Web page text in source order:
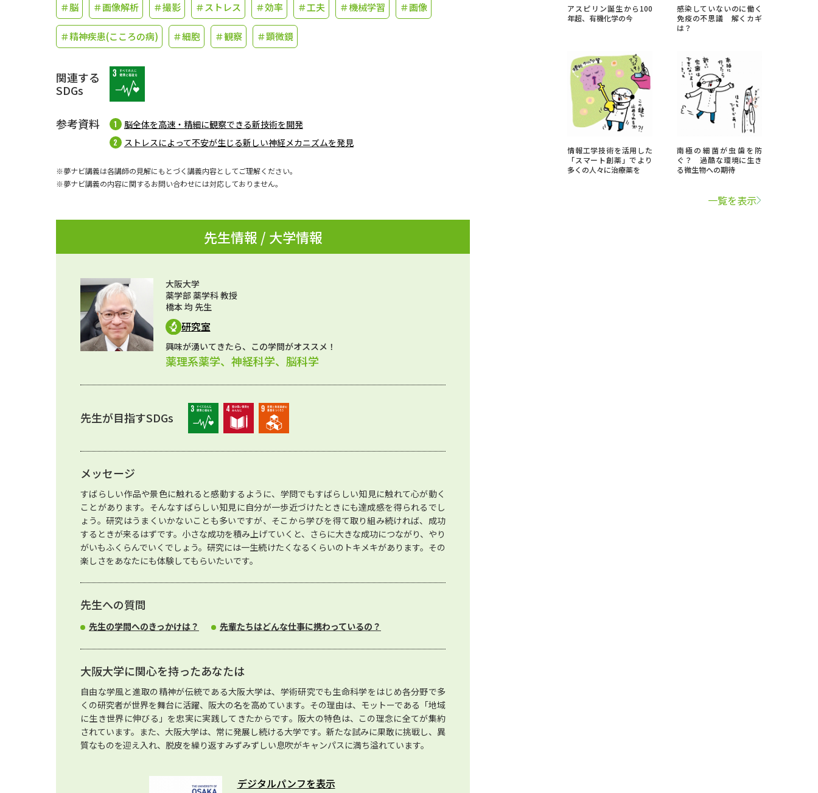
資料の料金の お支払いについて 受付内容・発送状況の確認 テレメール
お支払いサイト
テレメール進学カタログ訂正のご案内
＃脳 ＃画像解析 ＃撮影 ＃ストレス ＃効率 ＃工夫 ＃機械学習 ＃画像
＃精神疾患(こころの病) ＃細胞 ＃観察 ＃顕微鏡
関連する
SDGs
参考資料
脳全体を高速・精細に観察できる新技術を開発
ストレスによって不安が生じる新しい神経メカニズムを発見
※夢ナビ講義は各講師の見解にもとづく講義内容としてご理解ください。
※夢ナビ講義の内容に関するお問い合わせには対応しておりません。
先生情報 / 大学情報
大阪大学
薬学部 薬学科 教授
橋本 均 先生
研究室
興味が湧いてきたら、この学問がオススメ！
薬理系薬学、神経科学、脳科学
先生が目指すSDGs
メッセージ
すばらしい作品や景色に触れると感動するように、学問でもすばらしい知見に触れて心が動く
ことがあります。そんなすばらしい知見に自分が一歩近づけたときにも達成感を得られるでし
ょう。研究はうまくいかないことも多いですが、そこから学びを得て取り組み続ければ、成功
するときが来るはずです。小さな成功を積み上げていくと、さらに大きな成功につながり、やり
がいもふくらんでいくでしょう。研究には一生続けたくなるくらいのトキメキがあります。その
楽しさをあなたにも体験してもらいたいです。
先生への質問
先生の学問へのきっかけは？ 先輩たちはどんな仕事に携わっているの？
大阪大学に関心を持ったあなたは
自由な学風と進取の精神が伝統である大阪大学は、学術研究でも生命科学をはじめ各分野で多
くの研究者が世界を舞台に活躍、阪大の名を高めています。その理由は、モットーである「地域
に生き世界に伸びる」を忠実に実践してきたからです。阪大の特色は、この理念に全てが集約
されています。また、大阪大学は、常に発展し続ける大学です。新たな試みに果敢に挑戦し、異
質なものを迎え入れ、脱皮を繰り返すみずみずしい息吹がキャンパスに満ち溢れています。
デジタルパンフを表示
アスピリン誕生から100
年超、有機化学の今
感染していないのに働く
免疫の不思議 解くカギ
は？
情報工学技術を活用した
「スマート創薬」でより
多くの人々に治療薬を
南極の細菌が虫歯を防
ぐ？ 過酷な環境に生き
る微生物への期待
一覧を表示